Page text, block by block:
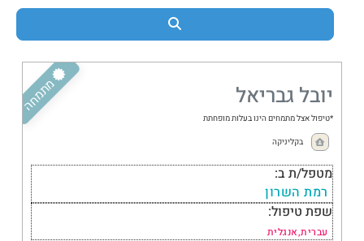
Search
מתבגרים
מתמחה יובל גבריאל
*טיפול אצל מתמחים הינו בעלות מופחתת
בקליניקה
מטפל/ת ב:
רמת השרון
שפת טיפול:
עברית,אנגלית